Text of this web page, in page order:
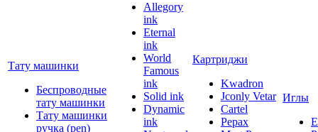
Тату машинки
Беспроводные
тату машинки
Тату машинки
ручка (pen)
Allegory
ink
Eternal
ink
World
Famous
ink
Solid ink
Dynamic
ink
Картриджи
Kwadron
Jconly Vetar
Cartel
Pepax
Иглы